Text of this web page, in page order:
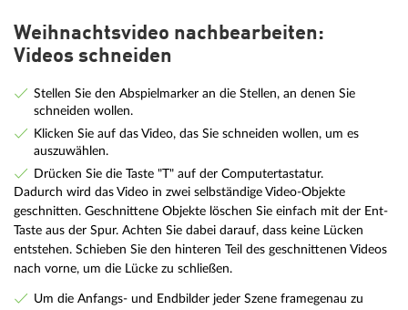
Weihnachtsvideo nachbearbeiten:
Videos schneiden
Stellen Sie den Abspielmarker an die Stellen, an denen Sie
schneiden wollen.
Klicken Sie auf das Video, das Sie schneiden wollen, um es
auszuwählen.
Drücken Sie die Taste "T" auf der Computertastatur.
Dadurch wird das Video in zwei selbständige Video-Objekte
geschnitten. Geschnittene Objekte löschen Sie einfach mit der Ent-
Taste aus der Spur. Achten Sie dabei darauf, dass keine Lücken
entstehen. Schieben Sie den hinteren Teil des geschnittenen Videos
nach vorne, um die Lücke zu schließen.
Um die Anfangs- und Endbilder jeder Szene framegenau zu